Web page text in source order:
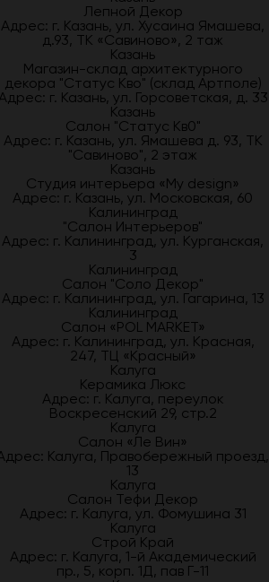
Лепной Декор
Адрес: г. Казань, ул. Хусаина Ямашева,
д.93, ТК «Савиново», 2 таж
Казань
Магазин-склад архитектурного
декора "Статус Кво" (склад Артполе)
г. Казань, ул. Горсоветская, д. 33
Казань
Салон "Статус Кв0"
Адрес: г. Казань, ул. Ямашева д. 93, ТК
"Савиново", 2 этаж
Казань
Студия интерьера «My design»
Адрес: г. Казань, ул. Московская, 60
Калининград
"Салон Интерьеров"
Адрес: г. Калининград, ул. Курганская,
3
Калининград
Салон "Соло Декор"
Адрес: г. Калининград, ул. Гагарина, 13
Калининград
Салон «POL MARKET»
Адрес: г. Калининград, ул. Красная,
247, ТЦ «Красный»
Калуга
Керамика Люкс
Адрес: г. Калуга, переулок
Воскресенский 29, стр.2
Калуга
Салон «Ле Вин»
Калуга, Правобережный проезд,
13
Калуга
Салон Тефи Декор
Адрес: г. Калуга, ул. Фомушина 31
Калуга
Строй Край
Адрес: г. Калуга, 1-й Академический
пр., 5, корп. 1Д, пав Г-11